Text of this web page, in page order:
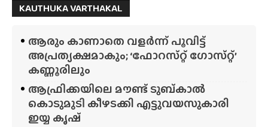
KAUTHUKA VARTHAKAL
ആരും കാണാതെ വളർന്ന് പൂവിട്ട്
അപ്രത്യക്ഷമാകും; ‘ഫോറസ്‌റ്റ്‌ ഗോസ്‌റ്റ്’
കണ്ണൂരിലും
ആഫ്രിക്കയിലെ മൗണ്ട് ടുബ്‌കാൽ
കൊടുമുടി കീഴടക്കി എട്ടുവയസുകാരി
ഇയ്യ കൃഷ്